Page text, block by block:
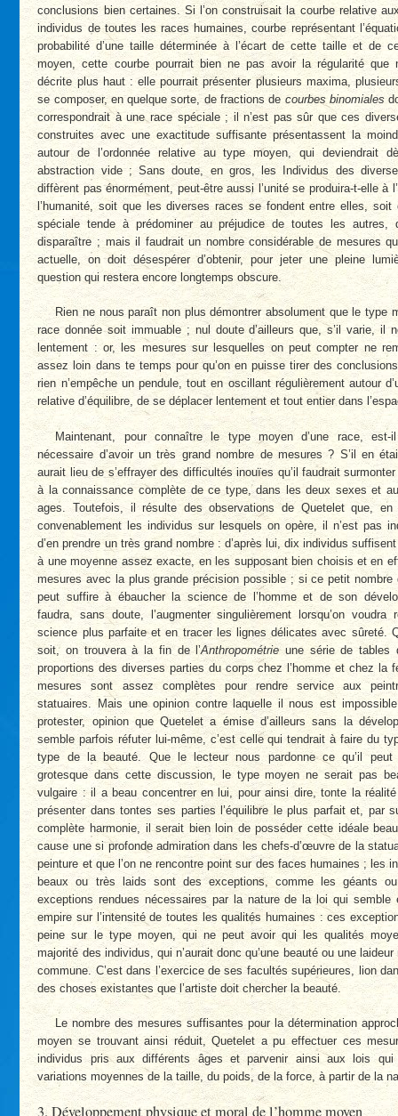
conclusions bien certaines. Si l’on construisait la courbe relative
individus de toutes les races humaines, courbe représentant
probabilité d’une taille déterminée à l’écart de cette taille et de
moyen, cette courbe pourrait bien ne pas avoir la régularité que
décrite plus haut : elle pourrait présenter plusieurs maxima,
se composer, en quelque sorte, de fractions de courbes binomiales
correspondrait à une race spéciale ; il n’est pas sûr que ces
construites avec une exactitude suffisante présentassent la
autour de l’ordonnée relative au type moyen, qui deviendrait
abstraction vide ; Sans doute, en gros, les Individus des
diffèrent pas énormément, peut-être aussi l’unité se produira-t-elle à
l’humanité, soit que les diverses races se fondent entre elles, soit
spéciale tende à prédominer au préjudice de toutes les autres,
disparaître ; mais il faudrait un nombre considérable de mesures
actuelle, on doit désespérer d’obtenir, pour jeter une pleine
question qui restera encore longtemps obscure.
Rien ne nous paraît non plus démontrer absolument que le type
race donnée soit immuable ; nul doute d’ailleurs que, s’il varie, il
lentement : or, les mesures sur lesquelles on peut compter ne
assez loin dans te temps pour qu’on en puisse tirer des
rien n’empêche un pendule, tout en oscillant régulièrement autour
relative d’équilibre, de se déplacer lentement et tout entier dans
Maintenant, pour connaître le type moyen d’une race, est-il
nécessaire d’avoir un très grand nombre de mesures ? S’il en
aurait lieu de s’effrayer des difficultés inouïes qu’il faudrait
à la connaissance complète de ce type, dans les deux sexes et
ages. Toutefois, il résulte des observations de Quetelet que, en
convenablement les individus sur lesquels on opère, il n’est pas
d’en prendre un très grand nombre : d’après lui, dix individus
à une moyenne assez exacte, en les supposant bien choisis et en
mesures avec la plus grande précision possible ; si ce petit nombre
peut suffire à ébaucher la science de l’homme et de son
faudra, sans doute, l’augmenter singulièrement lorsqu’on voudra
science plus parfaite et en tracer les lignes délicates avec sûreté.
soit, on trouvera à la fin de l’Anthropométrieune série de tables
proportions des diverses parties du corps chez l’homme et chez la
mesures sont assez complètes pour rendre service aux
statuaires. Mais une opinion contre laquelle il nous est
protester, opinion que Quetelet a émise d’ailleurs sans la
semble parfois réfuter lui-même, c’est celle qui tendrait à faire du
type de la beauté. Que le lecteur nous pardonne ce qu’il
grotesque dans cette discussion, le type moyen ne serait pas
vulgaire : il a beau concentrer en lui, pour ainsi dire, tonte la
présenter dans tontes ses parties l’équilibre le plus parfait et, par
complète harmonie, il serait bien loin de posséder cette idéale
cause une si profonde admiration dans les chefs-d’œuvre de la
peinture et que l’on ne rencontre point sur des faces humaines ; les
beaux ou très laids sont des exceptions, comme les géants
exceptions rendues nécessaires par la nature de la loi qui semble
empire sur l’intensité de toutes les qualités humaines : ces
peine sur le type moyen, qui ne peut avoir qui les qualités
majorité des individus, qui n’aurait donc qu’une beauté ou une
commune. C’est dans l’exercice de ses facultés supérieures, lion
des choses existantes que l’artiste doit chercher la beauté.
Le nombre des mesures suffisantes pour la détermination
moyen se trouvant ainsi réduit, Quetelet a pu effectuer ces
individus pris aux différents âges et parvenir ainsi aux lois qui
variations moyennes de la taille, du poids, de la force, à partir de la
3. Développement physique et moral de l’homme moyen